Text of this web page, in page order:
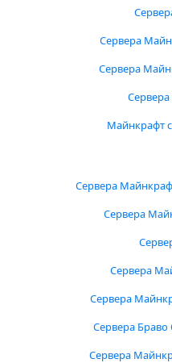
Сервера
Сервера
Майнкрафт
Сервера
Сервера
Сервера
Сервера
Сервера
Сервера